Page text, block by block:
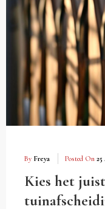
By Freya Posted On
Kies het